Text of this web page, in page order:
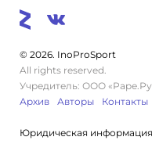
© 2026. InoProSport
All rights reserved.
Учредитель: ООО
Архив
Авторы Контакты
Юридическая информация